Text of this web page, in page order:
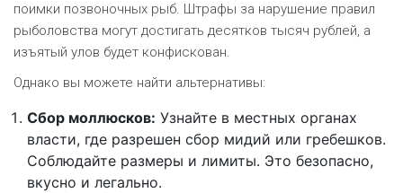
поимки позвоночных рыб. Штрафы за нарушение правил
рыболовства могут достигать десятков тысяч рублей, а
изъятый улов будет конфискован.
Однако вы можете найти альтернативы:
Сбор моллюсков: Узнайте в местных органах
власти, где разрешен сбор мидий или гребешков.
Соблюдайте размеры и лимиты. Это безопасно,
вкусно и легально.